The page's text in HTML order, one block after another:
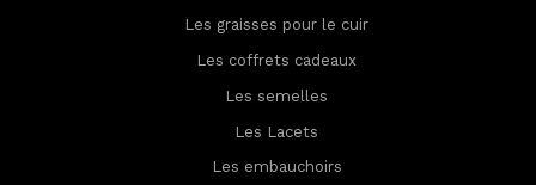
Les graisses pour le cuir
Les coffrets cadeaux
Les semelles
Les Lacets
Les embauchoirs